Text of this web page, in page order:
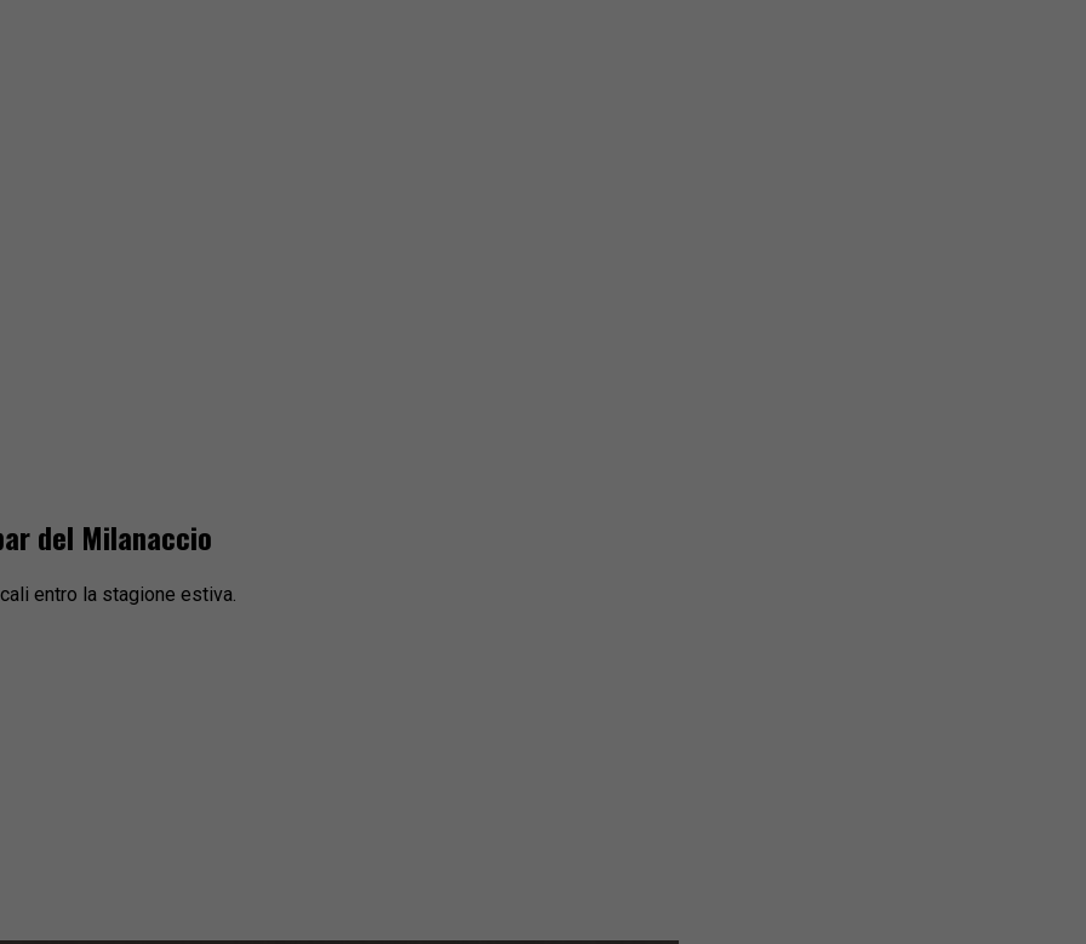
del Milanaccio
entro la stagione estiva.